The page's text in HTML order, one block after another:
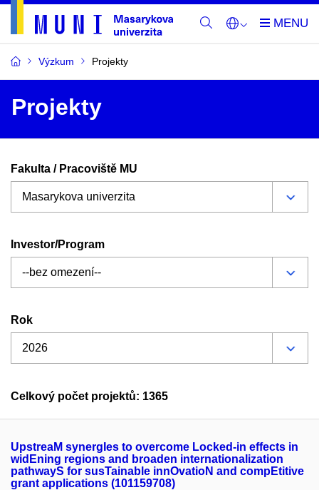
Výzkum Projekty
Projekty
Fakulta / Pracoviště MU
Investor/Program
Rok
Celkový počet projektů: 1365
UpstreaM synergIes to overcome Locked-in effects in
widEning regions and broaden internationalization
pathwayS for susTainable innOvatioN and compEtitive
grant applications (101159708)